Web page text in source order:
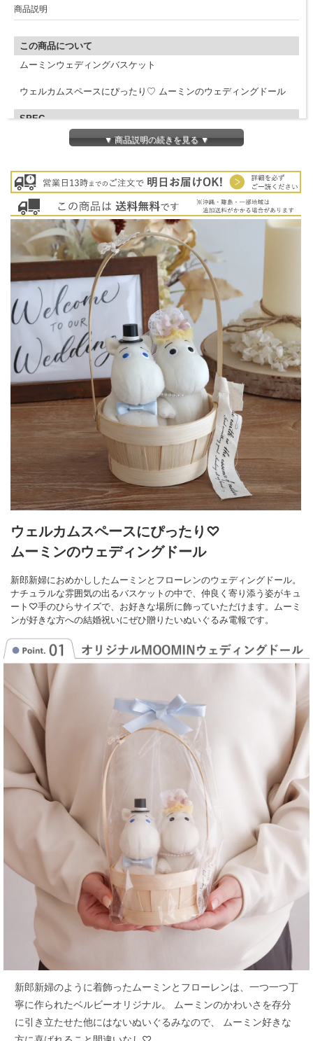
商品説明
この商品について
ムーミンウェディングバスケット
ウェルカムスペースにぴったり♡ ムーミンのウェディングドール
SPEC
>DOLL SIZE：H120×W95×D80mm
その他
◆同梱商品
全ての商品と同梱可能です
◆納期について
営業日13時までのご注文で
即日発送。
◆その他
※土・日・祝日の発送業務はお休みです。
※資材・ラッピングのリボン種類は予告なく変更になる場合がござ
います。
※電報（メッセージカード）はご注文頂いたあとすぐ製作に入りま
す。メッセージの変更はできません。
※沖縄・離島・一部地域は追加送料がかかる場合があります。
結婚式、披露宴、結婚祝い、お祝いなど
▼ 商品説明の続きを見る ▼
ウェルカムスペースにぴったり♡
ムーミンのウェディングドール
新郎新婦におめかししたムーミンとフローレンのウェディングドール。
ナチュラルな雰囲気の出るバスケットの中で、仲良く寄り添う姿がキュ
ート♡手のひらサイズで、お好きな場所に飾っていただけます。 ムーミ
ンが好きな方への結婚祝いにぜひ贈りたいぬいぐるみ電報です。
新郎新婦のように着飾ったムーミンとフローレンは、一つ一つ丁
寧に作られたベルビーオリジナル。
ムーミンのかわいさを存分
に引き立たせた他にはないぬいぐるみなので、
ムーミン好きな